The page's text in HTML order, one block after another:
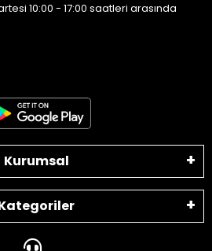
10:00 - 17:00 saatleri arasında
Kurumsal